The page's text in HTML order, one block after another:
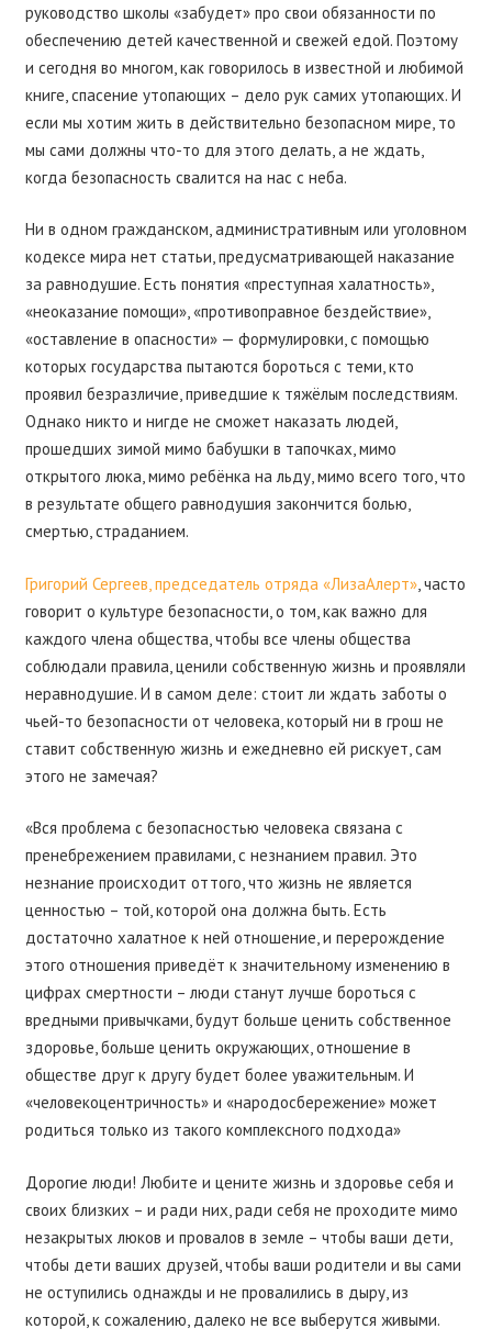
руководство школы «забудет» про свои обязанности по
обеспечению детей качественной и свежей едой. Поэтому
и сегодня во многом, как говорилось в известной и любимой
книге, спасение утопающих – дело рук самих утопающих. И
если мы хотим жить в действительно безопасном мире, то
мы сами должны что-то для этого делать, а не ждать,
когда безопасность свалится на нас с неба.
Ни в одном гражданском, административным или уголовном
кодексе мира нет статьи, предусматривающей наказание
за равнодушие. Есть понятия «преступная халатность»,
«неоказание помощи», «противоправное бездействие»,
«оставление в опасности» — формулировки, с помощью
которых государства пытаются бороться с теми, кто
проявил безразличие, приведшие к тяжёлым последствиям.
Однако никто и нигде не сможет наказать людей,
прошедших зимой мимо бабушки в тапочках, мимо
открытого люка, мимо ребёнка на льду, мимо всего того, что
в результате общего равнодушия закончится болью,
смертью, страданием.
Григорий Сергеев, председатель отряда «ЛизаАлерт», часто
говорит о культуре безопасности, о том, как важно для
каждого члена общества, чтобы все члены общества
соблюдали правила, ценили собственную жизнь и проявляли
неравнодушие. И в самом деле: стоит ли ждать заботы о
чьей-то безопасности от человека, который ни в грош не
ставит собственную жизнь и ежедневно ей рискует, сам
этого не замечая?
«Вся проблема с безопасностью человека связана с
пренебрежением правилами, с незнанием правил. Это
незнание происходит оттого, что жизнь не является
ценностью – той, которой она должна быть. Есть
достаточно халатное к ней отношение, и перерождение
этого отношения приведёт к значительному изменению в
цифрах смертности – люди станут лучше бороться с
вредными привычками, будут больше ценить собственное
здоровье, больше ценить окружающих, отношение в
обществе друг к другу будет более уважительным. И
«человекоцентричность» и «народосбережение» может
родиться только из такого комплексного подхода»
Дорогие люди! Любите и цените жизнь и здоровье себя и
своих близких – и ради них, ради себя не проходите мимо
незакрытых люков и провалов в земле – чтобы ваши дети,
чтобы дети ваших друзей, чтобы ваши родители и вы сами
не оступились однажды и не провалились в дыру, из
которой, к сожалению, далеко не все выберутся живыми.